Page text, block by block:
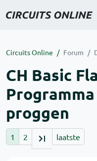
Circuits Online Forum
CH Basic
proggen
1 2 laatste